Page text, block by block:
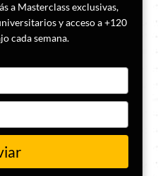
a Masterclass exclusivas,
y acceso a +120
cada semana.